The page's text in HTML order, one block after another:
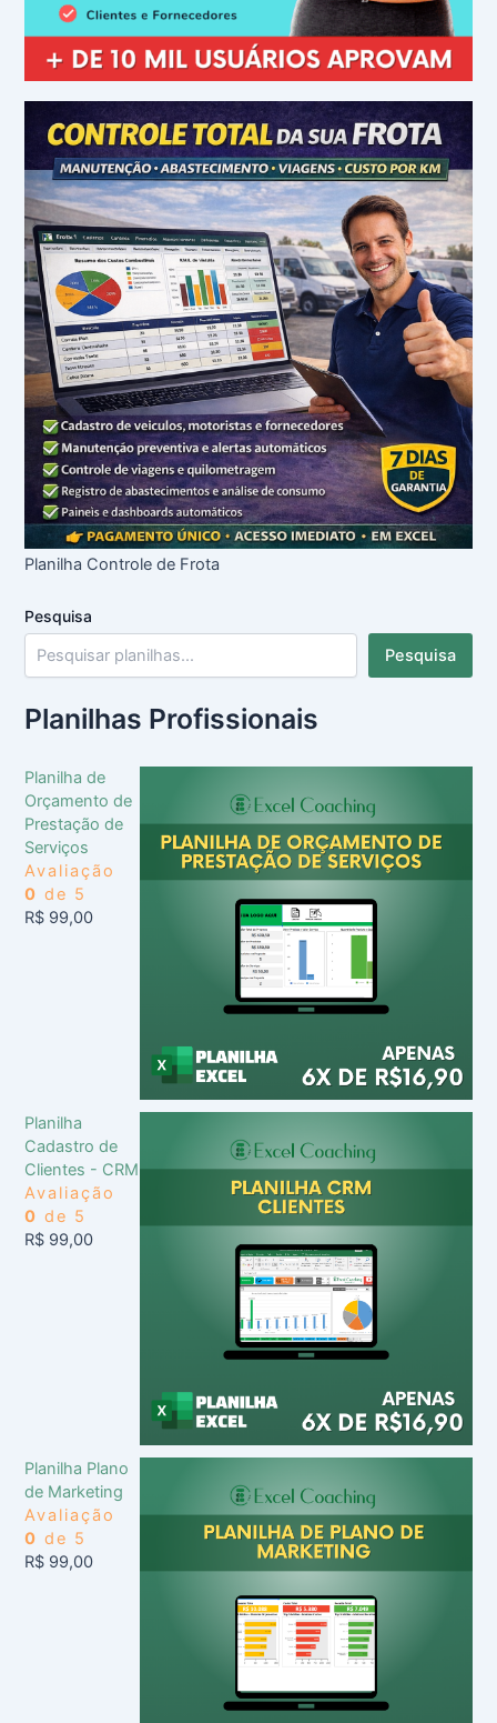
Planilha Controle de Frota
Pesquisa
Pesquisa
Planilhas Profissionais
Planilha de
Orçamento de
Prestação de
Serviços
Avaliação
0 de 5
R$ 99,00
Planilha
Cadastro de
Clientes - CRM
Avaliação
0 de 5
R$ 99,00
Planilha Plano
de Marketing
Avaliação
0 de 5
R$ 99,00